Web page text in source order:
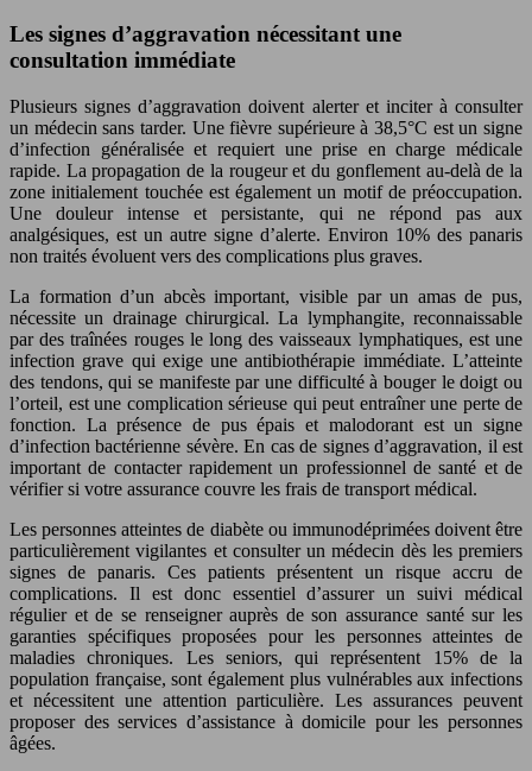
Les signes d’aggravation nécessitant une
consultation immédiate
Plusieurs signes d’aggravation doivent alerter et inciter à consulter
un médecin sans tarder. Une fièvre supérieure à 38,5°C est un signe
d’infection généralisée et requiert une prise en charge médicale
rapide. La propagation de la rougeur et du gonflement au-delà de la
zone initialement touchée est également un motif de préoccupation.
Une douleur intense et persistante, qui ne répond pas aux
analgésiques, est un autre signe d’alerte. Environ 10% des panaris
non traités évoluent vers des complications plus graves.
La formation d’un abcès important, visible par un amas de pus,
nécessite un drainage chirurgical. La lymphangite, reconnaissable
par des traînées rouges le long des vaisseaux lymphatiques, est une
infection grave qui exige une antibiothérapie immédiate. L’atteinte
des tendons, qui se manifeste par une difficulté à bouger le doigt ou
l’orteil, est une complication sérieuse qui peut entraîner une perte de
fonction. La présence de pus épais et malodorant est un signe
d’infection bactérienne sévère. En cas de signes d’aggravation, il est
important de contacter rapidement un professionnel de santé et de
vérifier si votre assurance couvre les frais de transport médical.
Les personnes atteintes de diabète ou immunodéprimées doivent être
particulièrement vigilantes et consulter un médecin dès les premiers
signes de panaris. Ces patients présentent un risque accru de
complications. Il est donc essentiel d’assurer un suivi médical
régulier et de se renseigner auprès de son assurance santé sur les
garanties spécifiques proposées pour les personnes atteintes de
maladies chroniques. Les seniors, qui représentent 15% de la
population française, sont également plus vulnérables aux infections
et nécessitent une attention particulière. Les assurances peuvent
proposer des services d’assistance à domicile pour les personnes
âgées.